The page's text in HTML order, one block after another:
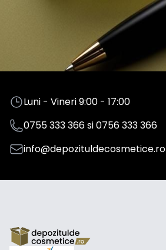
Luni - Vineri 9:00 - 17:00
0755 333 366si0756 333 366
info@depozituldecosmetice.ro